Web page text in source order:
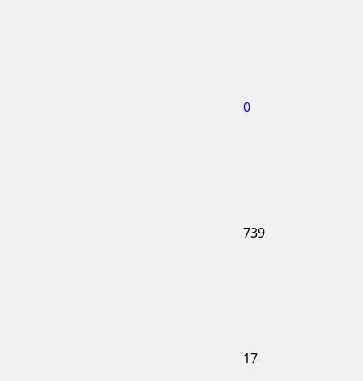
0
739
17